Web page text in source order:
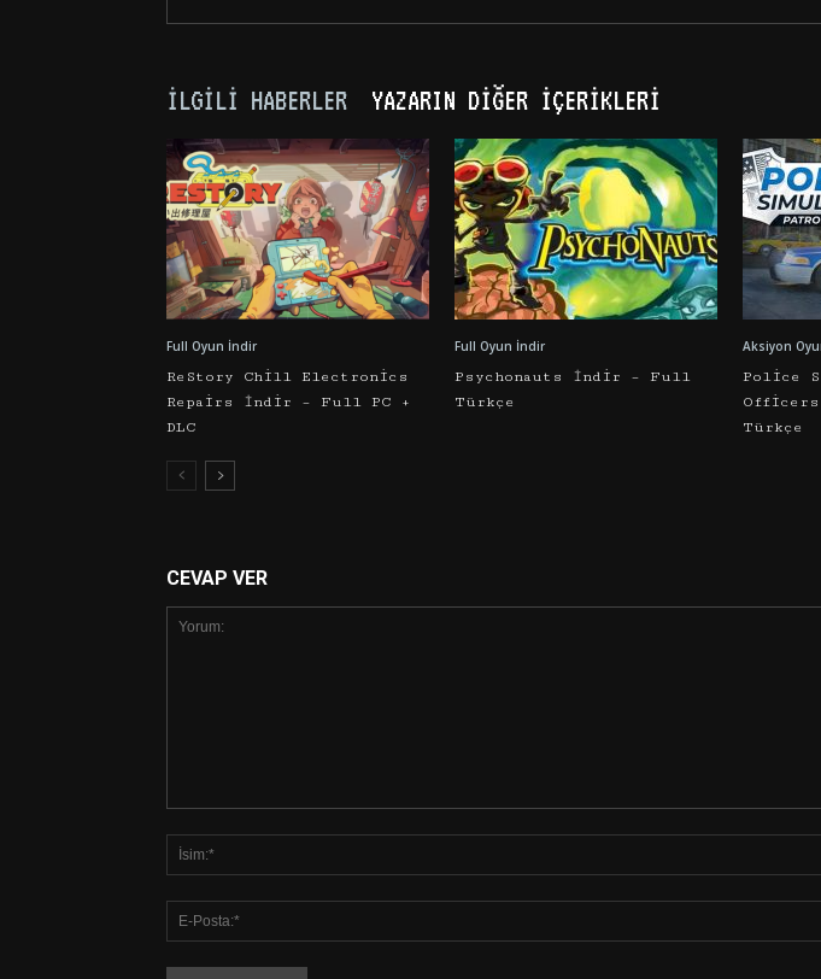
İLGILI HABERLER YAZARIN DIĞER İÇERIKLERI
Full Oyun İndir
ReStory Chill Electronics
Repairs İndir – Full PC +
DLC
Full Oyun İndir
Psychonauts İndir – Full
Türkçe
Aksiyon
Police
Türkçe
CEVAP VER